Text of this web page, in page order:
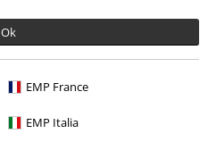
Ok
EMP France
EMP Italia